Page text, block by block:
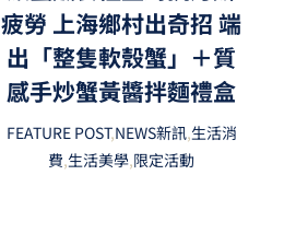
疲勞 上海鄉村出奇招 端
出「整隻軟殼蟹」＋質
感手炒蟹黃醬拌麵禮盒
FEATURE POST,NEWS新訊,生活消
費,生活美學,限定活動